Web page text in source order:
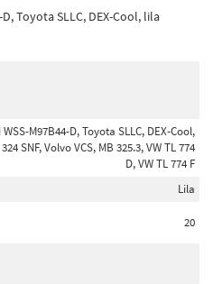
Toyota SLLC, DEX-Cool, lila
WSS-M97B44-D, Toyota SLLC, DEX-Cool,
SNF, Volvo VCS, MB 325.3, VW TL 774
D, VW TL 774 F
Lila
20